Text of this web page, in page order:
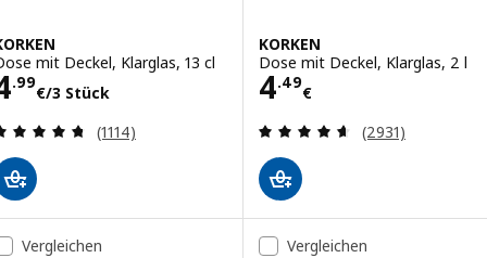
mit Deckel, Klarglas, 13 cl
.99
€/3 Stück4.99€/3 Stück
Bewertungen: 4.7 von 5 Sternen. Bewertungen
(1114)
KORKEN
Dose mit Deckel, Klarglas, 2 l
4.49
€
Preis 4.49€
Bewertungen:
(2931)
Vergleichen Vergleichen